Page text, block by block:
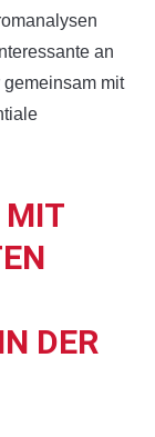
an
mit
MIT
P